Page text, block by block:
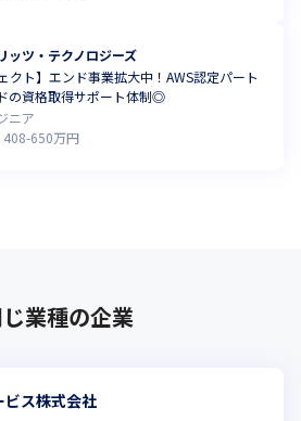
ッツ・テクノロジーズ
クト】エンド事業拡大中！AWS認定パート
の資格取得サポート体制◎
ニア
408-650万円
業種の企業
ス株式会社